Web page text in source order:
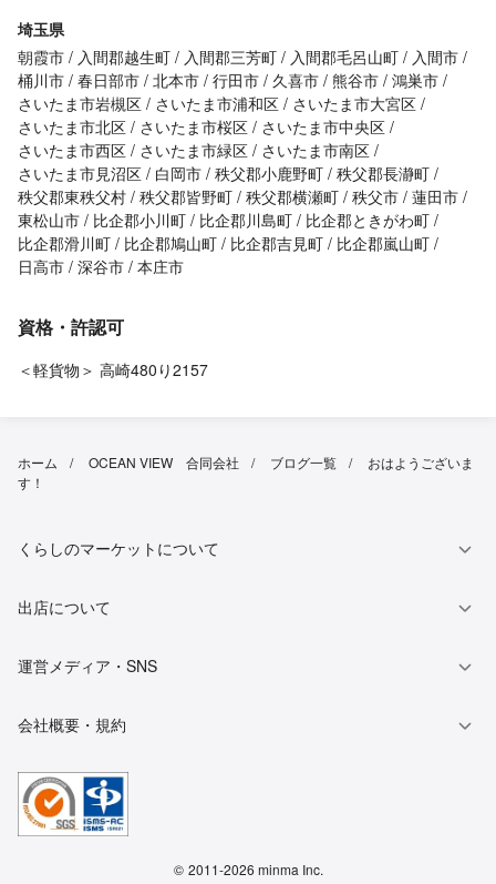
埼玉県
朝霞市
入間郡越生町 入間郡三芳町 入間郡毛呂山町
入間市
桶川市 春日部市 北本市 行田市 久喜市 熊谷市 鴻巣市
さいたま市岩槻区
さいたま市浦和区
さいたま市大宮区
さいたま市北区
さいたま市桜区
さいたま市中央区
さいたま市西区
さいたま市緑区
さいたま市南区
さいたま市見沼区
白岡市 秩父郡小鹿野町 秩父郡長瀞町
秩父郡東秩父村 秩父郡皆野町 秩父郡横瀬町 秩父市 蓮田市
東松山市
比企郡小川町 比企郡川島町
比企郡ときがわ町
比企郡滑川町
比企郡鳩山町 比企郡吉見町
比企郡嵐山町
日高市 深谷市 本庄市
資格・許認可
＜軽貨物＞ 高崎480り2157
ホーム OCEAN VIEW 合同会社 ブログ一覧
おはようございま
す！
くらしのマーケットについて
出店について
運営メディア・SNS
会社概要・規約
© 2011-2026 minma Inc.